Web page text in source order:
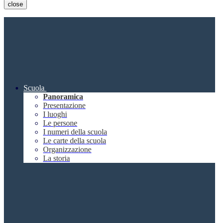
close
Scuola
Panoramica
Presentazione
I luoghi
Le persone
I numeri della scuola
Le carte della scuola
Organizzazione
La storia